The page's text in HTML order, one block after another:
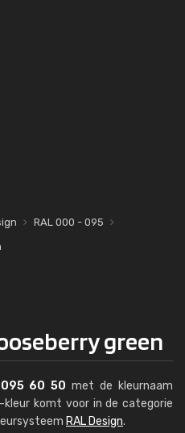
RAL 000 - 095
green
095 60 50 met de kleurnaam
kleur komt voor in de categorie
RAL Design.